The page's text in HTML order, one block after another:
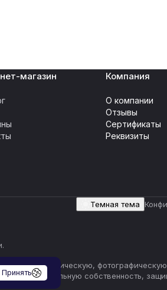
магазин Компания
О компании
Отзывы
Сертификаты
Реквизиты
Темная тема
.
графическую,
интеллектуальную собственность,
Принять